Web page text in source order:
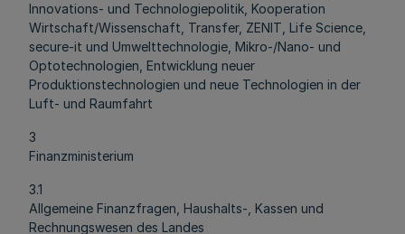
Innovations- und Technologiepolitik, Kooperation
Wirtschaft/Wissenschaft, Transfer, ZENIT, Life Science,
secure-it und Umwelttechnologie, Mikro-/Nano- und
Optotechnologien, Entwicklung neuer
Produktionstechnologien und neue Technologien in der
Luft- und Raumfahrt
3
Finanzministerium
3.1
Allgemeine Finanzfragen, Haushalts-, Kassen und
Rechnungswesen des Landes